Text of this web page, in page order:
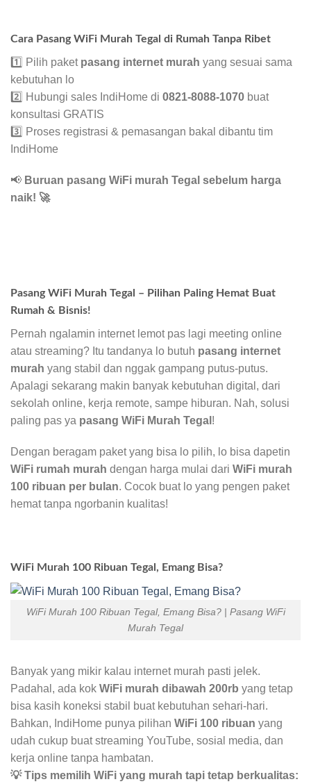
Cara Pasang WiFi Murah Tegal di Rumah Tanpa Ribet
1️⃣ Pilih paket pasang internet murah yang sesuai sama
kebutuhan lo
2️⃣ Hubungi sales IndiHome di 0821-8088-1070 buat
konsultasi GRATIS
3️⃣ Proses registrasi & pemasangan bakal dibantu tim
IndiHome
📢 Buruan pasang WiFi murah Tegal sebelum harga
naik! 🚀
Pasang WiFi Murah Tegal – Pilihan Paling Hemat Buat
Rumah & Bisnis!
Pernah ngalamin internet lemot pas lagi meeting online
atau streaming? Itu tandanya lo butuh pasang internet
murah yang stabil dan nggak gampang putus-putus.
Apalagi sekarang makin banyak kebutuhan digital, dari
sekolah online, kerja remote, sampe hiburan. Nah, solusi
paling pas ya pasang WiFi Murah Tegal !
Dengan beragam paket yang bisa lo pilih, lo bisa dapetin
WiFi rumah murah dengan harga mulai dari WiFi murah
100 ribuan per bulan. Cocok buat lo yang pengen paket
hemat tanpa ngorbanin kualitas!
WiFi Murah 100 Ribuan Tegal, Emang Bisa?
WiFi Murah 100 Ribuan Tegal, Emang Bisa? | Pasang WiFi
Murah Tegal
Banyak yang mikir kalau internet murah pasti jelek.
Padahal, ada kok WiFi murah dibawah 200rb yang tetap
bisa kasih koneksi stabil buat kebutuhan sehari-hari.
Bahkan, IndiHome punya pilihan WiFi 100 ribuan yang
udah cukup buat streaming YouTube, sosial media, dan
kerja online tanpa hambatan.
💡 Tips memilih WiFi yang murah tapi tetap berkualitas: